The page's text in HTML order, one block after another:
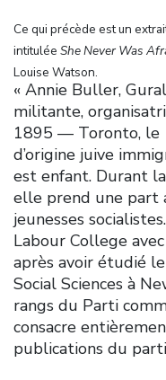
Ce qui précède est un
intitulée She Never Was
Louise Watson.
« Annie Buller,
militante,
1895 — Toronto, le
d’origine juive
est enfant. Durant
elle prend une part
jeunesses
Labour College
après avoir étudié
Social Sciences à
rangs du Parti
consacre
publications du